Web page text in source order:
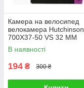
Камера на велосипед
велокамера Hutchinson
700X37-50 VS 32 MM
В наявності
194 ₴ 300 ₴